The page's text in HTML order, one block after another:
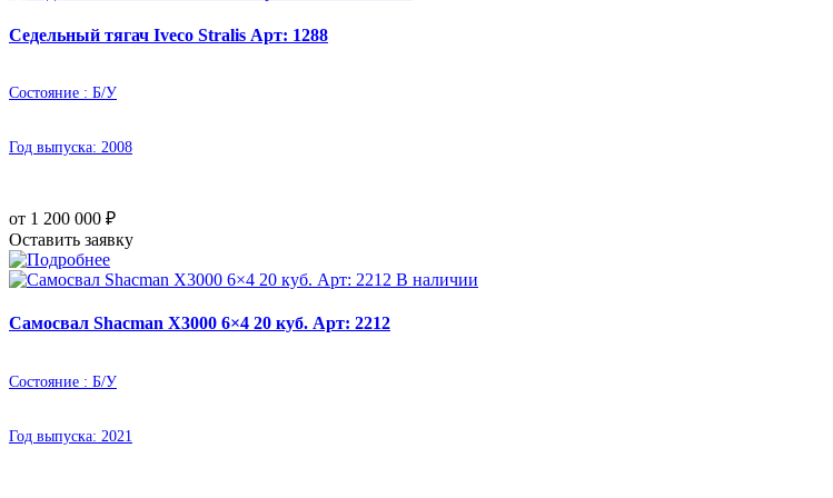
Седельный тягач Iveco Stralis Арт: 1288
Состояние : Б/У
Год выпуска: 2008
от 1 200 000 ₽
Оставить заявку
В наличии
Самосвал Shacman X3000 6×4 20 куб. Арт: 2212
Состояние : Б/У
Год выпуска: 2021